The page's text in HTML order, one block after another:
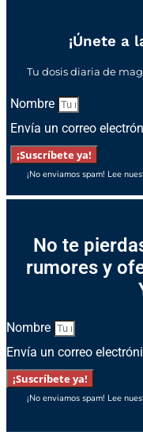
¡Únete a
Tu dosis diaria de
Nombre
Envía un correo
¡Suscríbete ya!
¡No enviamos spam! Lee
No te
rumores y
Nombre
Envía un correo
¡Suscríbete ya!
¡No enviamos spam! Lee